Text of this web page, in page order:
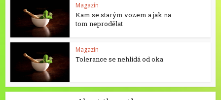
Magazín
Kam se starým vozem a jak na
tom neprodělat
Magazín
Tolerance se nehlídá od oka